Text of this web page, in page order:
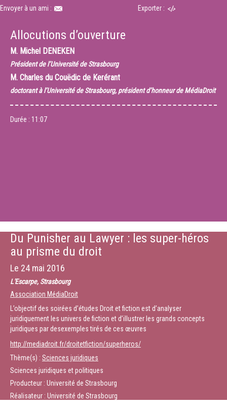
Envoyer à un ami : Exporter :
Allocutions d’ouverture
M. Michel DENEKEN
Président de l’Université de Strasbourg
M. Charles du Couëdic de Kerérant
doctorant à l’Université de Strasbourg, président d’honneur de MédiaDroit
Durée : 11:07
Du Punisher au Lawyer : les super-héros
au prisme du droit
Le 24 mai 2016
L'Escarpe, Strasbourg
Association MédiaDroit
L’objectif des soirées d’études Droit et fiction est d’analyser
juridiquement les univers de fiction et d’illustrer les grands concepts
juridiques par desexemples tirés de ces œuvres
http://mediadroit.fr/droitetfiction/superheros/
Thème(s) : Sciences juridiques
Sciences juridiques et politiques
Producteur : Université de Strasbourg
Réalisateur : Université de Strasbourg